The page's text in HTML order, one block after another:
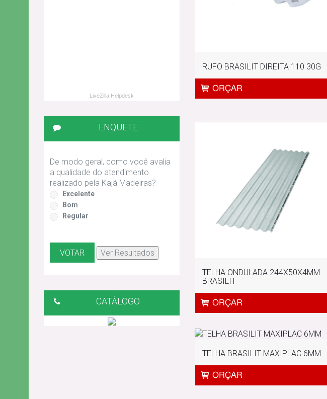
LiveZilla Helpdesk
ENQUETE
De modo geral, como você avalia
a qualidade do atendimento
realizado pela Kajá Madeiras?
Excelente
Bom
Regular
CATÁLOGO
RUFO BRASILIT DIREITA 110 30G
TELHA ONDULADA 244X50X4MM
BRASILIT
TELHA BRASILIT MAXIPLAC 6MM